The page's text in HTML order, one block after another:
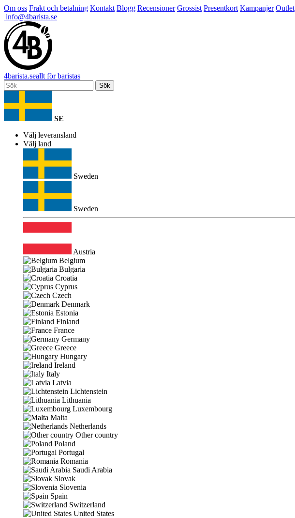
Om oss Frakt och betalning Kontakt Blogg Recensioner Grossist Presentkort Kampanjer Outlet
info@4barista.se
4barista.seallt för baristas
Sök
SE
Välj leveransland
Välj land
Sweden
Sweden
Austria
Belgium
Bulgaria
Croatia
Cyprus
Czech
Denmark
Estonia
Finland
France
Germany
Greece
Hungary
Ireland
Italy
Latvia
Lichtenstein
Lithuania
Luxembourg
Malta
Netherlands
Other country
Poland
Portugal
Romania
Saudi Arabia
Slovak
Slovenia
Spain
Switzerland
United States